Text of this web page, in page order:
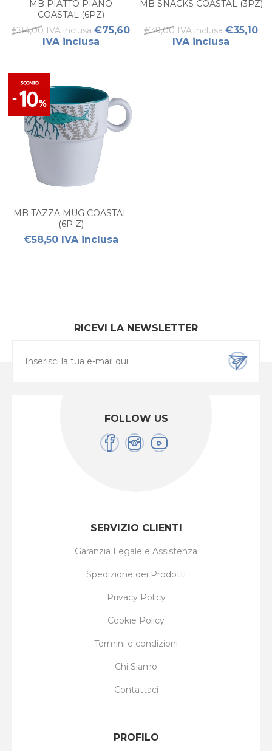
MB PIATTO PIANO
COASTAL (6PZ)
€84,00 IVA inclusa €75,60
IVA inclusa
MB SNACKS COASTAL (3PZ)
€39,00 IVA inclusa €35,10
IVA inclusa
MB TAZZA MUG COASTAL
(6P Z)
€58,50 IVA inclusa
RICEVI LA NEWSLETTER
FOLLOW US
SERVIZIO CLIENTI
Garanzia Legale e Assistenza
Spedizione dei Prodotti
Privacy Policy
Cookie Policy
Termini e condizioni
Chi Siamo
Contattaci
PROFILO